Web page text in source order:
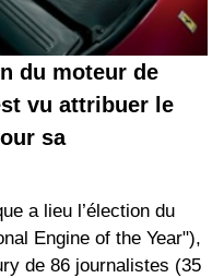
du moteur de
vu attribuer le
sa
a lieu l’élection du
Engine of the Year"),
de 86 journalistes (35